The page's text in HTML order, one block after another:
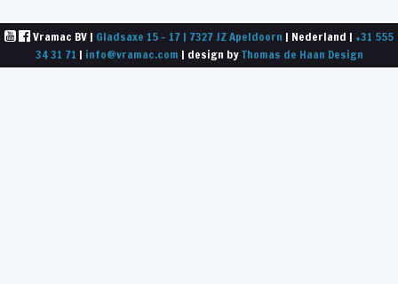
Vramac BV | Gladsaxe 15 - 17 | 7327 JZ Apeldoorn | Nederland | +31 555
34 31 71 | info@vramac.com | design byThomas de Haan Design